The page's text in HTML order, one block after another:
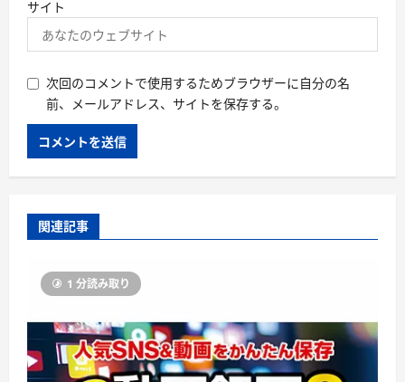
サイト
次回のコメントで使用するためブラウザーに自分の名
前、メールアドレス、サイトを保存する。
関連記事
1 分読み取り